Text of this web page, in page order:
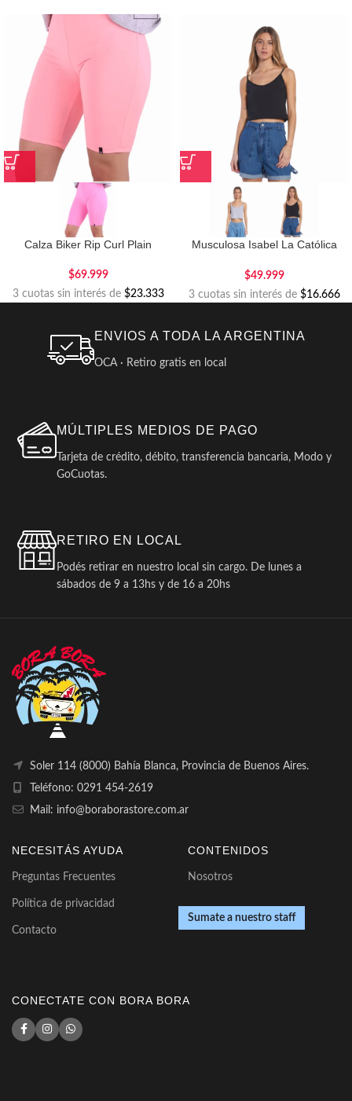
Calza Biker Rip Curl Plain
$69.999
3 cuotas sin interés de $23.333
Musculosa Isabel La Católica
$49.999
3 cuotas sin interés de $16.666
ENVIOS A TODA LA ARGENTINA
OCA · Retiro gratis en local
MÚLTIPLES MEDIOS DE PAGO
Tarjeta de crédito, débito, transferencia bancaria, Modo y
GoCuotas.
RETIRO EN LOCAL
Podés retirar en nuestro local sin cargo. De lunes a
sábados de 9 a 13hs y de 16 a 20hs
Soler 114 (8000) Bahía Blanca, Provincia de Buenos Aires.
Teléfono: 0291 454-2619
Mail: info@boraborastore.com.ar
NECESITÁS AYUDA
Preguntas Frecuentes
Política de privacidad
Contacto
CONTENIDOS
Nosotros
Sumate a nuestro staff
CONECTATE CON BORA BORA